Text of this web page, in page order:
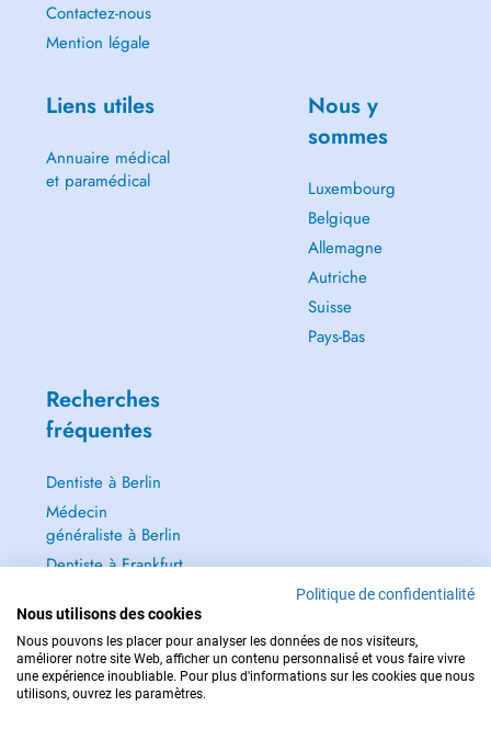
Contactez-nous
Mention légale
Liens utiles
Annuaire médical
et paramédical
Nous y
sommes
Luxembourg
Belgique
Allemagne
Autriche
Suisse
Pays-Bas
Recherches
fréquentes
Dentiste à Berlin
Médecin
généraliste à Berlin
Dentiste à Frankfurt
Frankfurt
Tout voir →
Politique de confidentialité
Nous utilisons des cookies
Nous pouvons les placer pour analyser les données de nos visiteurs,
améliorer notre site Web, afficher un contenu personnalisé et vous faire vivre
une expérience inoubliable. Pour plus d'informations sur les cookies que nous
utilisons, ouvrez les paramètres.